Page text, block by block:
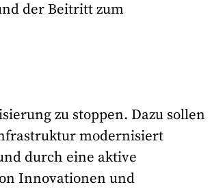
der Beitritt zum
zu stoppen. Dazu sollen
modernisiert
durch eine aktive
Innovationen und